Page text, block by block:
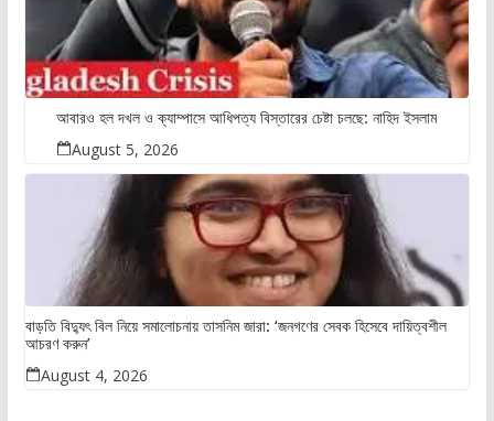
আবারও হল দখল ও ক্যাম্পাসে আধিপত্য বিস্তারের চেষ্টা চলছে: নাহিদ ইসলাম
August 5, 2026
বাড়তি বিদ্যুৎ বিল নিয়ে সমালোচনায় তাসনিম জারা: ‘জনগণের সেবক হিসেবে দায়িত্বশীল
আচরণ করুন’
August 4, 2026